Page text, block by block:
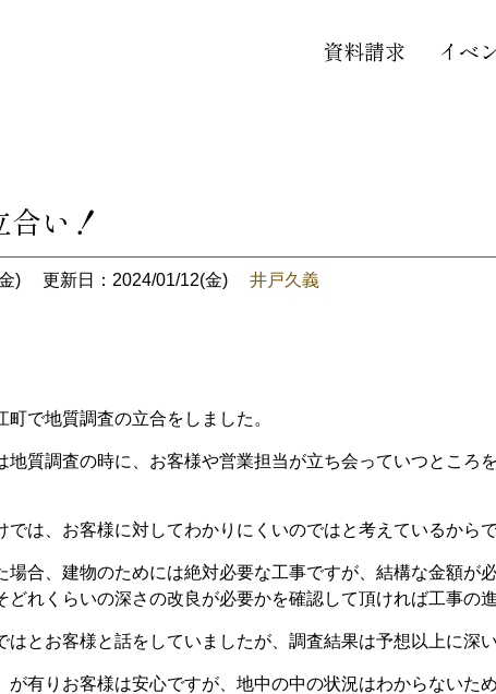
資料請求 イベ
い！
) 更新日：2024/01/12(金) 井戸久義
で地質調査の立合をしました。
地質調査の時に、お客様や営業担当が立ち会っていつところ
では、お客様に対してわかりにくいのではと考えているからで
場合、建物のためには絶対必要な工事ですが、結構な金額が
どれくらいの深さの改良が必要かを確認して頂ければ工事の
はとお客様と話をしていましたが、調査結果は予想以上に深
が有りお客様は安心ですが、地中の中の状況はわからないた